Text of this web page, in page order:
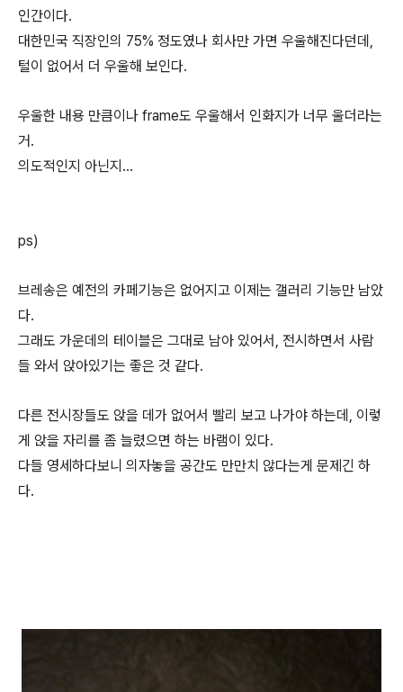
인간이다.
대한민국 직장인의 75% 정도였나 회사만 가면 우울해진다던데,
털이 없어서 더 우울해 보인다.
우울한 내용 만큼이나 frame도 우울해서 인화지가 너무 울더라는
거.
의도적인지 아닌지...
ps)
브레송은 예전의 카페기능은 없어지고 이제는 갤러리 기능만 남았
다.
그래도 가운데의 테이블은 그대로 남아 있어서, 전시하면서 사람
들 와서 앉아있기는 좋은 것 같다.
다른 전시장들도 앉을 데가 없어서 빨리 보고 나가야 하는데, 이렇
게 앉을 자리를 좀 늘렸으면 하는 바램이 있다.
다들 영세하다보니 의자놓을 공간도 만만치 않다는게 문제긴 하
다.